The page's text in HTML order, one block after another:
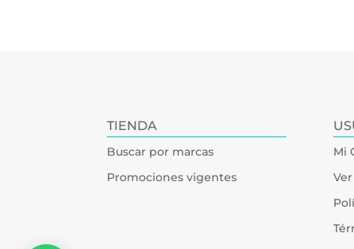
TIENDA
Buscar por marcas
Promociones vigentes
Mi